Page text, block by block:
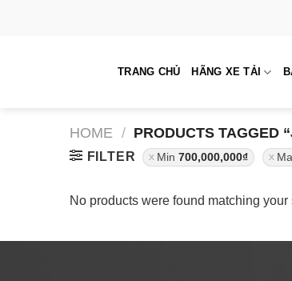
TRANG CHỦ HÃNG XE TẢI
HOME / PRODUCTS TAGGED
FILTER Min700,000,000₫
No products were found matching your